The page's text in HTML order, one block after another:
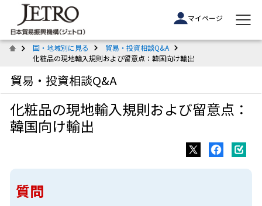
マイページ
国・地域別に見る
貿易・投資相談Q&A
化粧品の現地輸入規則および留意点：韓国向け輸出
貿易・投資相談Q&A
化粧品の現地輸入規則および留意点：
韓国向け輸出
質問